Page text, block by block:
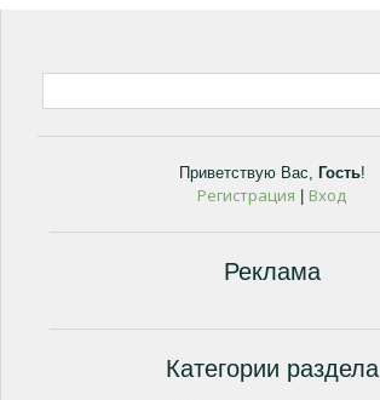
Приветствую Вас, Гость!
Регистрация Вход
Реклама
Категории раздела